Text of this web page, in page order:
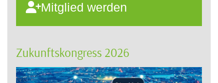
Mitglied werden
Zukunftskongress 2026